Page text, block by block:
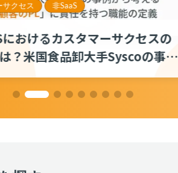
サクセス
デアソンのすすめ ──社内の未
、思考力を鍛えよう